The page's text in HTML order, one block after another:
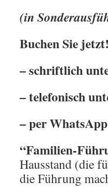
(in
Buchen Sie
– schriftlich
– telefonisch
– per
“Familien-
Hausstand (die
die Führung